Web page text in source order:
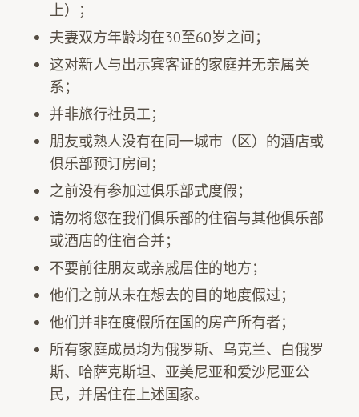
上）；
夫妻双方年龄均在30至60岁之间；
这对新人与出示宾客证的家庭并无亲属关
系；
并非旅行社员工；
朋友或熟人没有在同一城市（区）的酒店或
俱乐部预订房间；
之前没有参加过俱乐部式度假；
请勿将您在我们俱乐部的住宿与其他俱乐部
或酒店的住宿合并；
不要前往朋友或亲戚居住的地方；
他们之前从未在想去的目的地度假过；
他们并非在度假所在国的房产所有者；
所有家庭成员均为俄罗斯、乌克兰、白俄罗
斯、哈萨克斯坦、亚美尼亚和爱沙尼亚公
民，并居住在上述国家。